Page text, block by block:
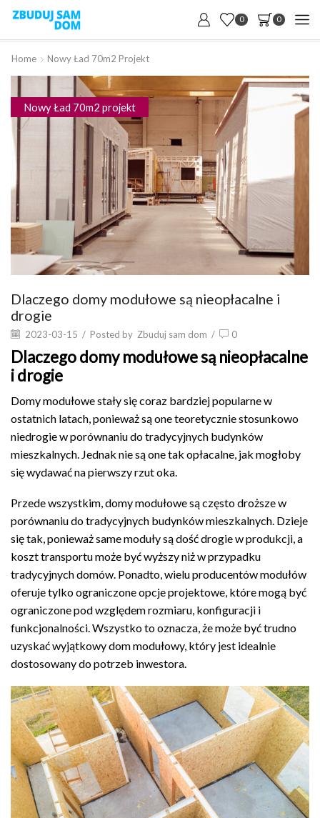
0 0
Home Nowy Ład 70m2 Projekt
Nowy Ład 70m2 projekt
Dlaczego domy modułowe są nieopłacalne i
drogie
2023-03-15 / Posted by Zbuduj sam dom / 0
Dlaczego domy modułowe są nieopłacalne
i drogie
Domy modułowe stały się coraz bardziej popularne w
ostatnich latach, ponieważ są one teoretycznie stosunkowo
niedrogie w porównaniu do tradycyjnych budynków
mieszkalnych. Jednak nie są one tak opłacalne, jak mogłoby
się wydawać na pierwszy rzut oka.
Przede wszystkim, domy modułowe są często droższe w
porównaniu do tradycyjnych budynków mieszkalnych. Dzieje
się tak, ponieważ same moduły są dość drogie w produkcji, a
koszt transportu może być wyższy niż w przypadku
tradycyjnych domów. Ponadto, wielu producentów modułów
oferuje tylko ograniczone opcje projektowe, które mogą być
ograniczone pod względem rozmiaru, konfiguracji i
funkcjonalności. Wszystko to oznacza, że może być trudno
uzyskać wyjątkowy dom modułowy, który jest idealnie
dostosowany do potrzeb inwestora.